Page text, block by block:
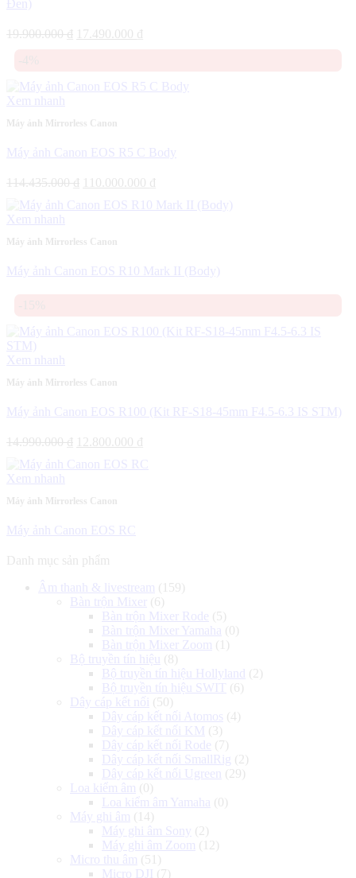
Đen)
19.900.000₫
Giá
17.490.000 ₫
17.490.000 ₫.
Xem nhanh
Máy ảnh Mirrorless Canon
Máy ảnh Canon EOS R5 C Body
114.435.000₫
Giá
là:
110.000.000 ₫
tại
Xem nhanh
Máy ảnh Mirrorless Canon
Máy ảnh Canon EOS R10 Mark II (Body)
Xem nhanh
Máy ảnh Mirrorless Canon
Máy ảnh Canon EOS R100 (Kit RF-S18-45mm F4.5-6.3 IS STM)
14.990.000₫
Giá
là:
12.800.000 ₫
tại
Xem nhanh
Máy ảnh Mirrorless Canon
Máy ảnh Canon EOS RC
Danh mục sản phẩm
Âm thanh & livestream (159)
Bàn trộn Mixer
(6)
Bàn trộn Mixer Rode (5)
Bàn trộn Mixer Yamaha (0)
Bàn trộn Mixer Zoom (1)
Bộ truyền tín hiệu
(8)
Bộ truyền tín hiệu Hollyland
(2)
Bộ truyền tín hiệu SWIT (6)
Dây cáp kết nối (50)
Dây cáp kết nối Atomos (4)
Dây cáp kết nối KM (3)
Dây cáp kết nối Rode (7)
Dây cáp kết nối SmallRig (2)
Dây cáp kết nối Ugreen
(29)
Loa kiểm âm (0)
Loa kiểm âm Yamaha (0)
Máy ghi âm (14)
Máy ghi âm Sony (2)
Máy ghi âm Zoom (12)
Micro thu âm (51)
Micro DJI (7)